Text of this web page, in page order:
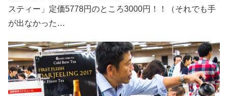
スティー」定価5778円のところ3000円！！（それでも手
が出なかった…